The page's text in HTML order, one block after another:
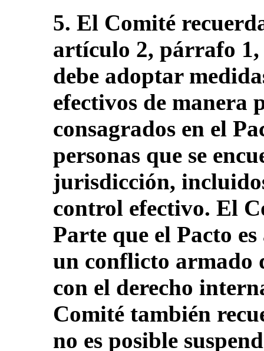
5. El Comité
artículo 2, párrafo 1,
debe adoptar
efectivos de manera
consagrados en el
personas que se
jurisdicción,
control efectivo. El
Parte que el Pacto
un conflicto armado
con el derecho
Comité también
no es posible